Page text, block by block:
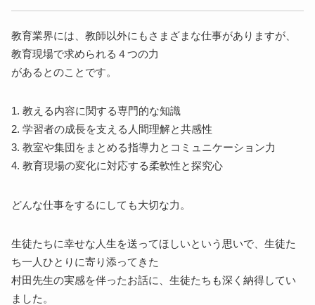
教育業界には、教師以外にもさまざまな仕事がありますが、
教育現場で求められる４つの力
があるとのことです。
1. 教える内容に関する専門的な知識
2. 学習者の成長を支える人間理解と共感性
3. 教室や集団をまとめる指導力とコミュニケーション力
4. 教育現場の変化に対応する柔軟性と探究心
どんな仕事をするにしても大切な力。
生徒たちに幸せな人生を送ってほしいという思いで、生徒た
ち一人ひとりに寄り添ってきた
村田先生の実感を伴ったお話に、生徒たちも深く納得してい
ました。